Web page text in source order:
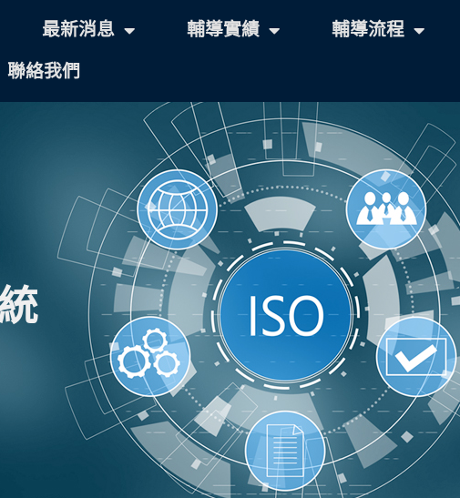
最新消息 輔導實績
輔導流程
聯絡我們